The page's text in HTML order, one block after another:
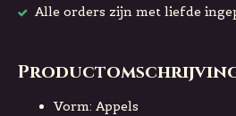
Alle orders zijn met liefde
Vorm: Appels